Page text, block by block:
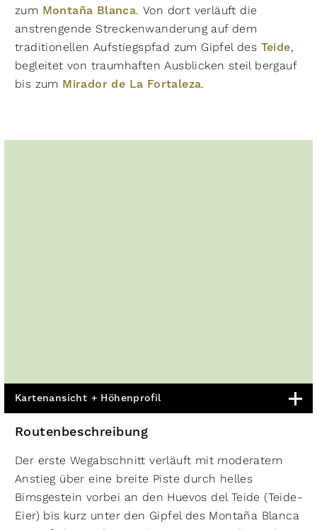
zum Montaña Blanca. Von dort verläuft die
anstrengende Streckenwanderung auf dem
traditionellen Aufstiegspfad zum Gipfel des Teide,
begleitet von traumhaften Ausblicken steil bergauf
bis zum Mirador de La Fortaleza.
Kartenansicht + Höhenprofil
Routenbeschreibung
Der erste Wegabschnitt verläuft mit moderatem
Anstieg über eine breite Piste durch helles
Bimsgestein vorbei an den Huevos del Teide (Teide-
Eier) bis kurz unter den Gipfel des Montaña Blanca